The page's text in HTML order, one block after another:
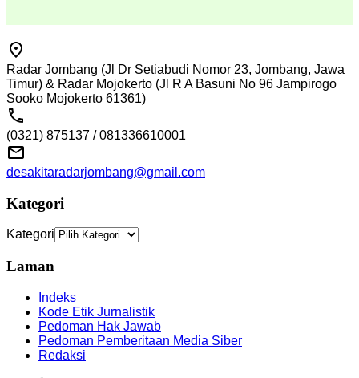
Radar Jombang (Jl Dr Setiabudi Nomor 23, Jombang, Jawa
Timur) & Radar Mojokerto (Jl R A Basuni No 96 Jampirogo
Sooko Mojokerto 61361)
(0321) 875137 / 081336610001
desakitaradarjombang@gmail.com
Kategori
Kategori
Laman
Indeks
Kode Etik Jurnalistik
Pedoman Hak Jawab
Pedoman Pemberitaan Media Siber
Redaksi